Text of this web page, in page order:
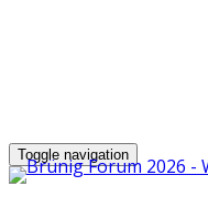
Toggle navigation